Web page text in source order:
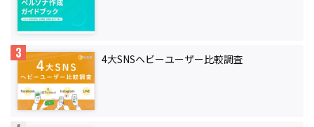
4大SNSヘビーユーザー比較調査